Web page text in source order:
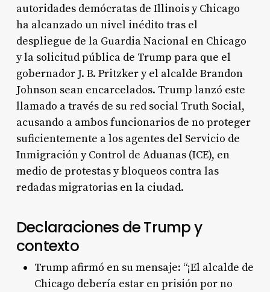
autoridades demócratas de Illinois y Chicago
ha alcanzado un nivel inédito tras el
despliegue de la Guardia Nacional en Chicago
y la solicitud pública de Trump para que el
gobernador J. B. Pritzker y el alcalde Brandon
Johnson sean encarcelados. Trump lanzó este
llamado a través de su red social Truth Social,
acusando a ambos funcionarios de no proteger
suficientemente a los agentes del Servicio de
Inmigración y Control de Aduanas (ICE), en
medio de protestas y bloqueos contra las
redadas migratorias en la ciudad.
Declaraciones de Trump y
contexto
Trump afirmó en su mensaje: “¡El alcalde de
Chicago debería estar en prisión por no